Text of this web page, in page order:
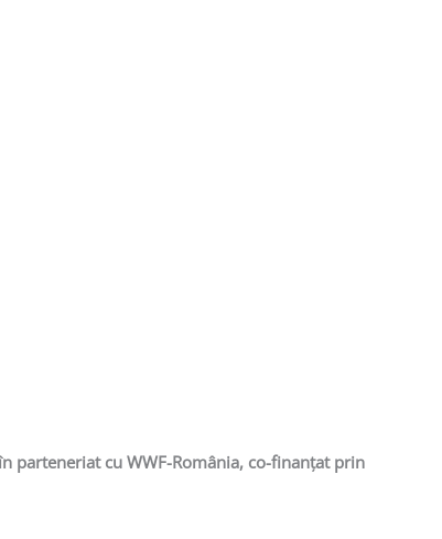
parteneriat cu WWF-România, co-finanțat prin